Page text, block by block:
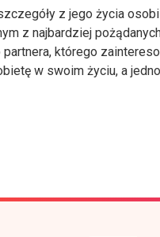
z jego życia
z najbardziej
którego
w swoim życiu, a